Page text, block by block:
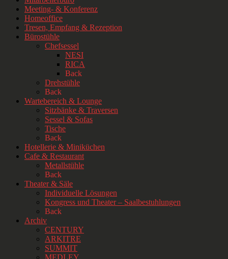
Meeting- & Konferenz
Homeoffice
Tresen, Empfang & Rezeption
Bürostühle
Chefsessel
NESI
RICA
Back
Drehstühle
Back
Wartebereich & Lounge
Sitzbänke & Traversen
Sessel & Sofas
Tische
Back
Hotellerie & Miniküchen
Cafe & Restaurant
Metallstühle
Back
Theater & Säle
Individuelle Lösungen
Kongress und Theater – Saalbestuhlungen
Back
Archiv
CENTURY
ARKITRE
SUMMIT